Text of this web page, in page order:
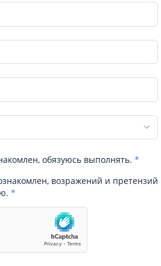
обязуюсь выполнять. *
возражений и претензий
*